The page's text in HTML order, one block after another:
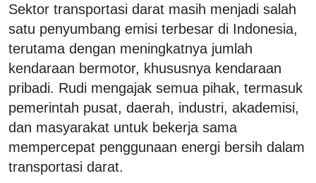
Sektor transportasi darat masih menjadi salah
satu penyumbang emisi terbesar di Indonesia,
terutama dengan meningkatnya jumlah
kendaraan bermotor, khususnya kendaraan
pribadi. Rudi mengajak semua pihak, termasuk
pemerintah pusat, daerah, industri, akademisi,
dan masyarakat untuk bekerja sama
mempercepat penggunaan energi bersih dalam
transportasi darat.